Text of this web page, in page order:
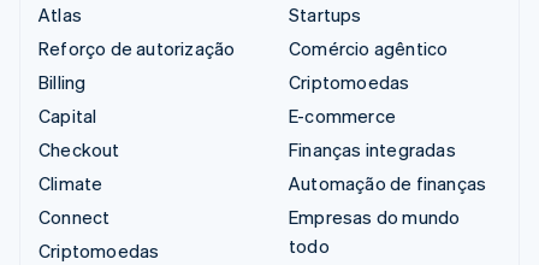
Atlas
Reforço de autorização
Billing
Capital
Checkout
Climate
Connect
Criptomoedas
Startups
Comércio agêntico
Criptomoedas
E-commerce
Finanças integradas
Automação de finanças
Empresas do mundo
todo